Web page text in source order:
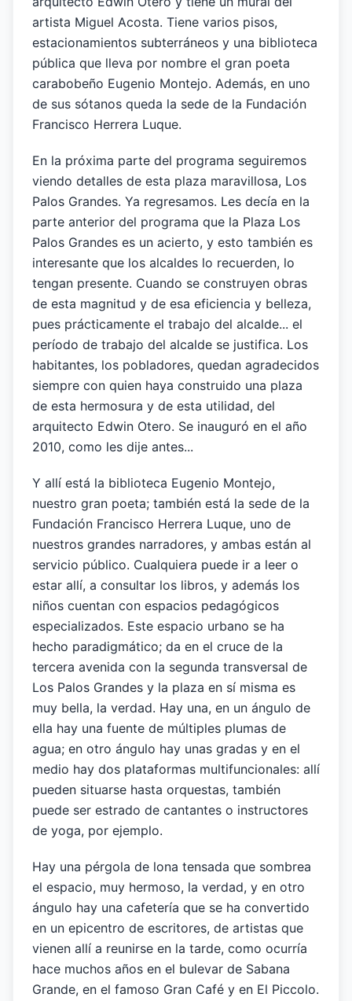
artista Miguel Acosta. Tiene varios pisos,
estacionamientos subterráneos y una biblioteca
pública que lleva por nombre el gran poeta
carabobeño Eugenio Montejo. Además, en uno
de sus sótanos queda la sede de la Fundación
Francisco Herrera Luque.
En la próxima parte del programa seguiremos
viendo detalles de esta plaza maravillosa, Los
Palos Grandes. Ya regresamos. Les decía en la
parte anterior del programa que la Plaza Los
Palos Grandes es un acierto, y esto también es
interesante que los alcaldes lo recuerden, lo
tengan presente. Cuando se construyen obras
de esta magnitud y de esa eficiencia y belleza,
pues prácticamente el trabajo del alcalde... el
período de trabajo del alcalde se justifica. Los
habitantes, los pobladores, quedan agradecidos
siempre con quien haya construido una plaza
de esta hermosura y de esta utilidad, del
arquitecto Edwin Otero. Se inauguró en el año
2010, como les dije antes...
Y allí está la biblioteca Eugenio Montejo,
nuestro gran poeta; también está la sede de la
Fundación Francisco Herrera Luque, uno de
nuestros grandes narradores, y ambas están al
servicio público. Cualquiera puede ir a leer o
estar allí, a consultar los libros, y además los
niños cuentan con espacios pedagógicos
especializados. Este espacio urbano se ha
hecho paradigmático; da en el cruce de la
tercera avenida con la segunda transversal de
Los Palos Grandes y la plaza en sí misma es
muy bella, la verdad. Hay una, en un ángulo de
ella hay una fuente de múltiples plumas de
agua; en otro ángulo hay unas gradas y en el
medio hay dos plataformas multifuncionales: allí
pueden situarse hasta orquestas, también
puede ser estrado de cantantes o instructores
de yoga, por ejemplo.
Hay una pérgola de lona tensada que sombrea
el espacio, muy hermoso, la verdad, y en otro
ángulo hay una cafetería que se ha convertido
en un epicentro de escritores, de artistas que
vienen allí a reunirse en la tarde, como ocurría
hace muchos años en el bulevar de Sabana
Grande, en el famoso Gran Café y en El Piccolo.